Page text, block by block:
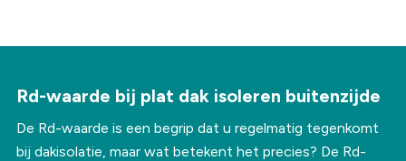
Rd-waarde bij plat dak isoleren buitenzijde
De Rd-waarde is een begrip dat u regelmatig tegenkomt
bij dakisolatie, maar wat betekent het precies? De Rd-